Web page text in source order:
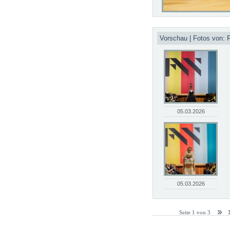
Vorschau | Fotos von:
05.03.2026
05.03.2026
Seite 1 von 3